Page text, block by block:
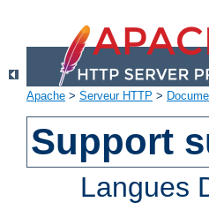
Apache > Serveur HTTP >
Support
Langues